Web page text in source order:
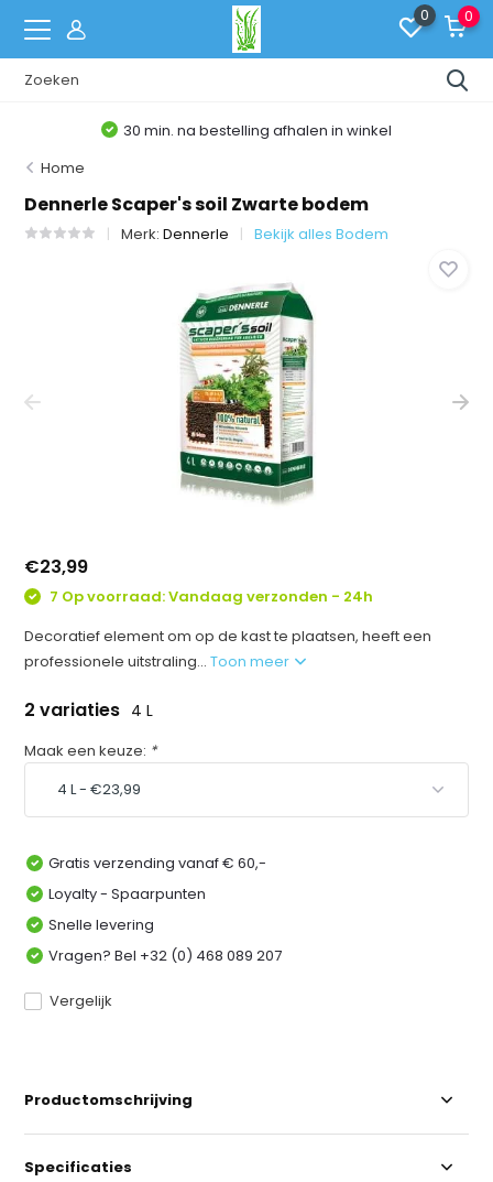
0 0
30 min. na bestelling afhalen in winkel
Home
Dennerle Scaper's soil Zwarte bodem
Merk:Dennerle Bekijk alles Bodem
€23,99
7 Op voorraad: Vandaag verzonden - 24h
Decoratief element om op de kast te plaatsen, heeft een
professionele uitstraling...Toon meer
2 variaties 4 L
Maak een keuze: *
Gratis verzending vanaf € 60,-
Loyalty - Spaarpunten
Snelle levering
Vragen? Bel +32 (0) 468 089 207
Vergelijk
Productomschrijving
Specificaties